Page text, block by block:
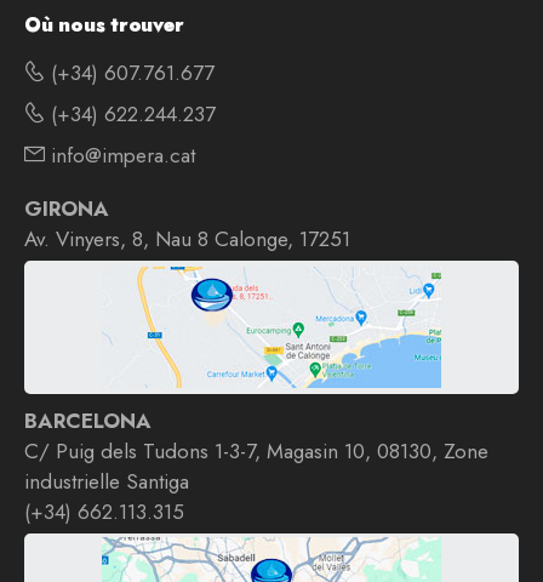
Où nous trouver
(+34) 607.761.677
(+34) 622.244.237
info@impera.cat
GIRONA
Av. Vinyers, 8, Nau 8 Calonge, 17251
BARCELONA
C/ Puig dels Tudons 1-3-7, Magasin 10, 08130, Zone
industrielle Santiga
(+34) 662.113.315